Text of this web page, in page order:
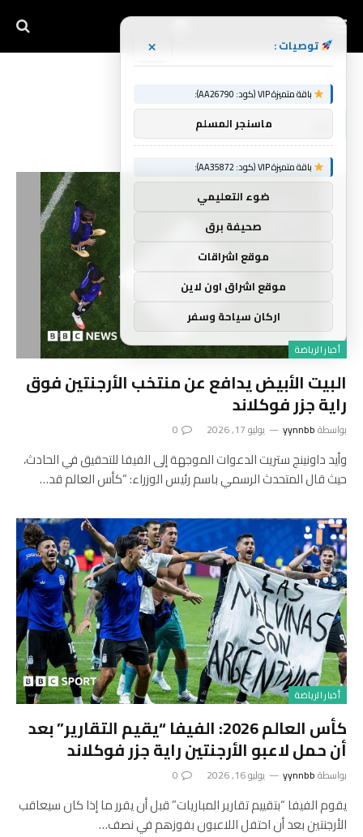
أخبار الرياضة
البيت الأبيض يدافع عن منتخب الأرجنتين فوق
راية جزر فوكلاند
بواسطةyynnbb يوليو 17, 2026 0
وأيد داونينج ستريت الدعوات الموجهة إلى الفيفا للتحقيق في الحادث،
حيث قال المتحدث الرسمي باسم رئيس الوزراء: “كأس العالم قد…
أخبار الرياضة
كأس العالم 2026: الفيفا “يقيم التقارير” بعد
أن حمل لاعبو الأرجنتين راية جزر فوكلاند
بواسطةyynnbb يوليو 16, 2026 0
يقوم الفيفا “بتقييم تقارير المباريات” قبل أن يقرر ما إذا كان سيعاقب
الأرجنتين بعد أن احتفل اللاعبون بفوزهم في نصف…
توصيات : ×
باقة متميزة VIP (كود: AA26790):
ماسنجر المسلم
باقة متميزة VIP (كود: AA35872):
ضوء التعليمي
صحيفة برق
موقع اشراقات
موقع اشراق اون لاين
اركان سياحة وسفر